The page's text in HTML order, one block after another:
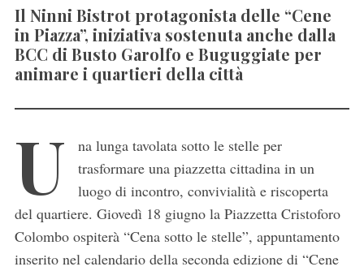
Il Ninni Bistrot protagonista delle “Cene
in Piazza”, iniziativa sostenuta anche dalla
BCC di Busto Garolfo e Buguggiate per
animare i quartieri della città
U
na lunga tavolata sotto le stelle per
trasformare una piazzetta cittadina in un
luogo di incontro, convivialità e riscoperta
del quartiere. Giovedì 18 giugno la Piazzetta Cristoforo
Colombo ospiterà “Cena sotto le stelle”, appuntamento
inserito nel calendario della seconda edizione di “Cene